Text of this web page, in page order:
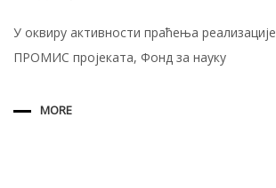
У оквиру активности праћења реализације
ПРОМИС пројеката, Фонд за науку
MORE